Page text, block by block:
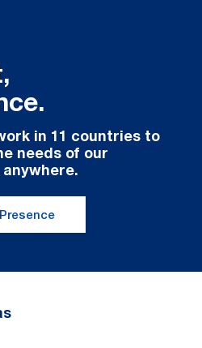
in 11 countries to
needs of our